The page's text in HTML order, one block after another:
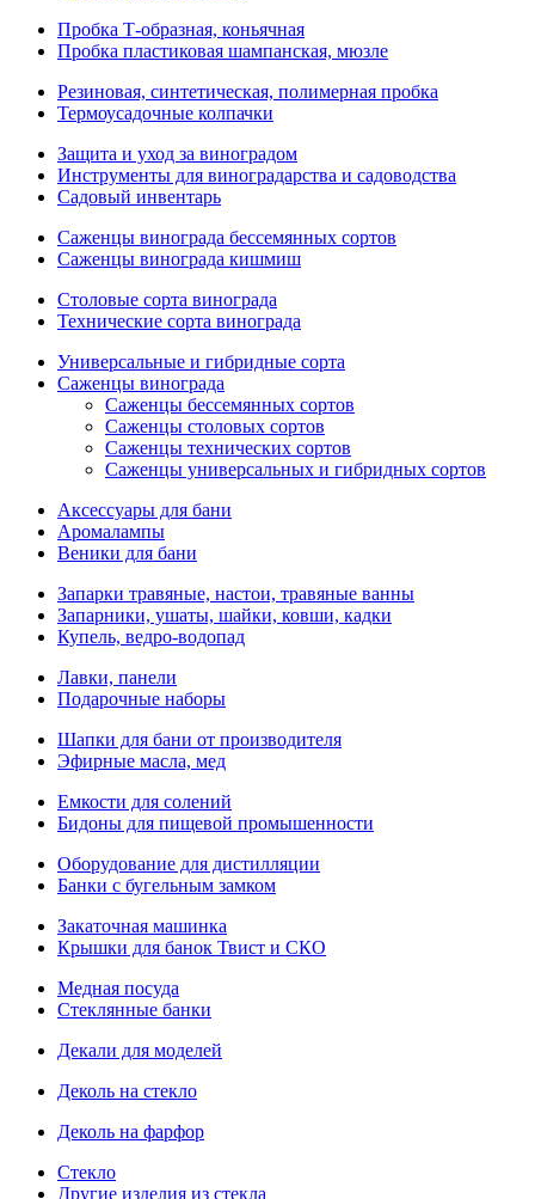
Пробка Т-образная, коньячная
Пробка пластиковая шампанская, мюзле
Резиновая, синтетическая, полимерная пробка
Термоусадочные колпачки
Защита и уход за виноградом
Инструменты для виноградарства и садоводства
Садовый инвентарь
Саженцы винограда бессемянных сортов
Саженцы винограда кишмиш
Столовые сорта винограда
Технические сорта винограда
Универсальные и гибридные сорта
Саженцы винограда
Саженцы бессемянных сортов
Саженцы столовых сортов
Саженцы технических сортов
Саженцы универсальных и гибридных сортов
Аксессуары для бани
Аромалампы
Веники для бани
Запарки травяные, настои, травяные ванны
Запарники, ушаты, шайки, ковши, кадки
Купель, ведро-водопад
Лавки, панели
Подарочные наборы
Шапки для бани от производителя
Эфирные масла, мед
Емкости для солений
Бидоны для пищевой промышенности
Оборудование для дистилляции
Банки с бугельным замком
Закаточная машинка
Крышки для банок Твист и СКО
Медная посуда
Стеклянные банки
Декали для моделей
Деколь на стекло
Деколь на фарфор
Стекло
Другие изделия из стекла